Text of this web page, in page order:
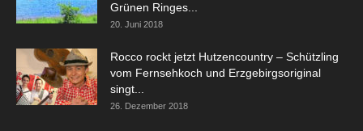
Grünen Ringes...
20. Juni 2018
Rocco rockt jetzt Hutzencountry – Schützling
vom Fernsehkoch und Erzgebirgsoriginal
singt...
26. Dezember 2018